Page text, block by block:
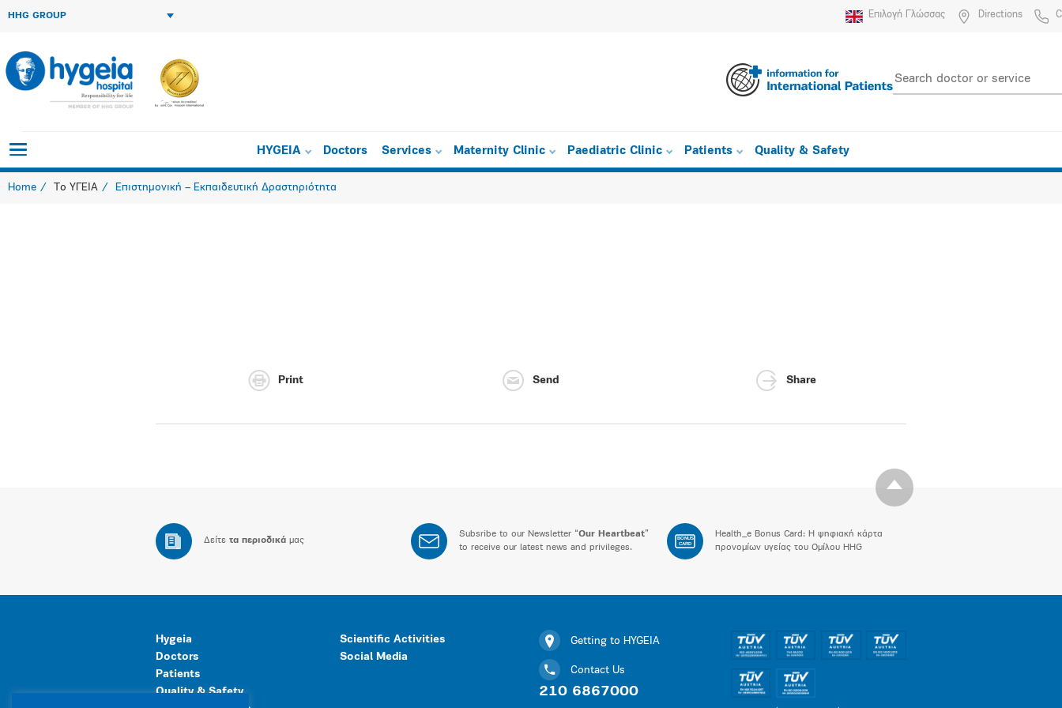
HHG GROUP Επιλογή Γλώσσας Directions
HYGEIA Doctors Services Maternity Clinic Paediatric Clinic Patients Quality & Safety
Home Το ΥΓΕΙΑ Επιστημονική – Εκπαιδευτική Δραστηριότητα
Scientific Meetings 2016-2017
Print Send Share
Δείτε τα περιοδικά μας
Subsribe to our Newsletter “Our Heartbeat”
to receive our latest news and privileges.
BONUS
CARD
Health_e Bonus Card: H ψηφιακή κάρτα
προνομίων υγείας του Ομίλου HHG
Hygeia
Doctors
Patients
Quality & Safety
Scientific Activities
Social Media
Getting to HYGEIA
Contact Us
210 6867000